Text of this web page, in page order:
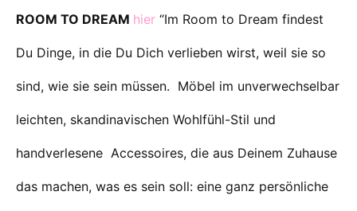
ROOM TO DREAM hier “Im Room to Dream findest
Du Dinge, in die Du Dich verlieben wirst, weil sie so
sind, wie sie sein müssen. Möbel im unverwechselbar
leichten, skandinavischen Wohlfühl-Stil und
handverlesene Accessoires, die aus Deinem Zuhause
das machen, was es sein soll: eine ganz persönliche